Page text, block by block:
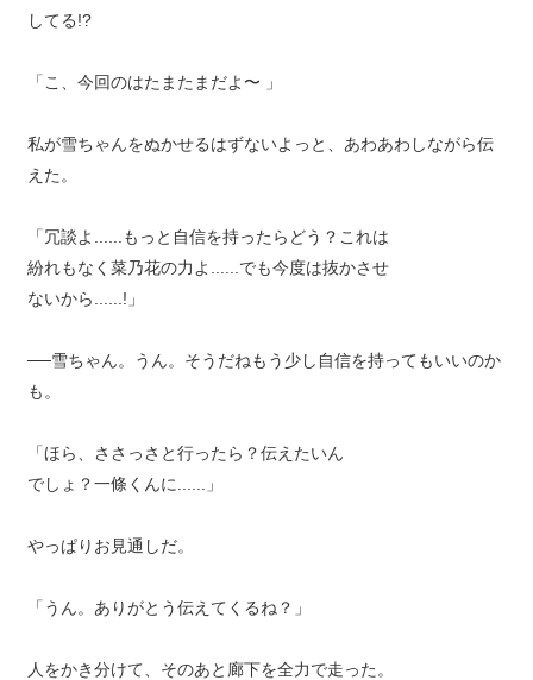
してる!?
「こ、今回のはたまたまだよ〜 」
私が雪ちゃんをぬかせるはずないよっと、あわあわしながら伝
えた。
「冗談よ......もっと自信を持ったらどう？これは
紛れもなく菜乃花の力よ......でも今度は抜かさせ
ないから......!」
──雪ちゃん。うん。そうだねもう少し自信を持ってもいいのか
も。
「ほら、ささっさと行ったら？伝えたいん
でしょ？一條くんに......」
やっぱりお見通しだ。
「うん。ありがとう伝えてくるね？」
人をかき分けて、そのあと廊下を全力で走った。